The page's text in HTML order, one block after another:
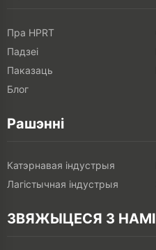
Пра HPRT
Падзеі
Паказаць
Блог
Рашэнні
Катэрнавая індустрыя
Лагістычная індустрыя
ЗВЯЖЫЦЕСЯ З НАМІ